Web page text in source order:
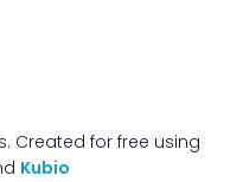
Created for free using
Kubio